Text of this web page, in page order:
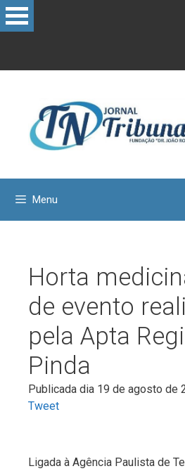
Menu
Horta
de evento
pela Apta
Pinda
Publicada dia 19 de agosto de
Tweet
Ligada à Agência Paulista de